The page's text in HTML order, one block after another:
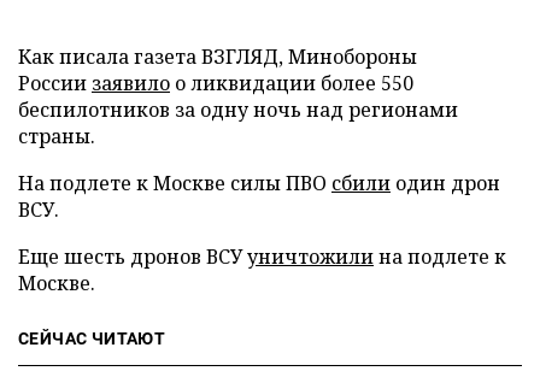
Как писала газета ВЗГЛЯД, Минобороны
России заявило о ликвидации более 550
беспилотников за одну ночь над регионами
страны.
На подлете к Москве силы ПВО сбили один дрон
ВСУ.
Еще шесть дронов ВСУуничтожилина подлете к
Москве.
СЕЙЧАС ЧИТАЮТ